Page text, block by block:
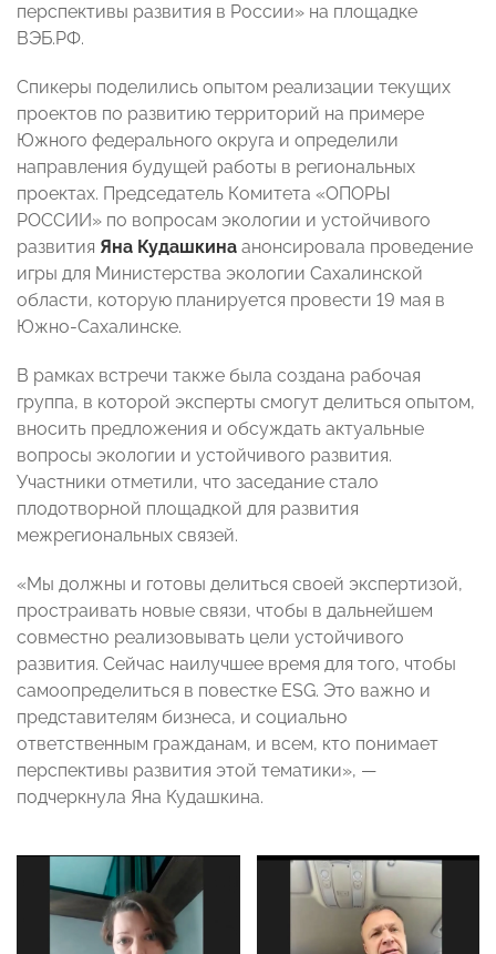
перспективы развития в России» на площадке
ВЭБ.РФ.
Спикеры поделились опытом реализации текущих
проектов по развитию территорий на примере
Южного федерального округа и определили
направления будущей работы в региональных
проектах. Председатель Комитета «ОПОРЫ
РОССИИ» по вопросам экологии и устойчивого
развития Яна Кудашкина анонсировала проведение
игры для Министерства экологии Сахалинской
области, которую планируется провести 19 мая в
Южно-Сахалинске.
В рамках встречи также была создана рабочая
группа, в которой эксперты смогут делиться опытом,
вносить предложения и обсуждать актуальные
вопросы экологии и устойчивого развития.
Участники отметили, что заседание стало
плодотворной площадкой для развития
межрегиональных связей.
«Мы должны и готовы делиться своей экспертизой,
простраивать новые связи, чтобы в дальнейшем
совместно реализовывать цели устойчивого
развития. Сейчас наилучшее время для того, чтобы
самоопределиться в повестке ESG. Это важно и
представителям бизнеса, и социально
ответственным гражданам, и всем, кто понимает
перспективы развития этой тематики», —
подчеркнула Яна Кудашкина.